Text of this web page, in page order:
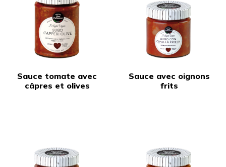
Sauce tomate avec
câpres et olives
Sauce avec oignons
frits